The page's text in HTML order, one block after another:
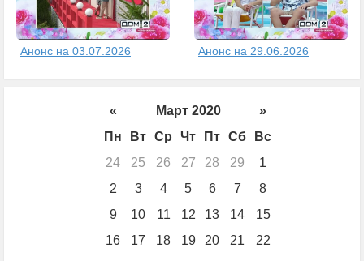
Анонс на 03.07.2026 Анонс на 29.06.2026
« Март 2020
»
Пн
Вт Ср Чт Пт Сб
Вс
24
25 26 27 28 29
1
2
3 4 5 6 7
8
9
10 11 12 13 14
15
16
17 18 19 20 21
22